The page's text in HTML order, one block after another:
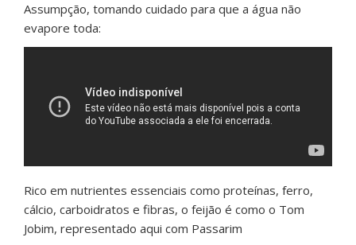
Assumpção, tomando cuidado para que a água não
evapore toda:
Rico em nutrientes essenciais como proteínas, ferro,
cálcio, carboidratos e fibras, o feijão é como o Tom
Jobim, representado aqui com Passarim